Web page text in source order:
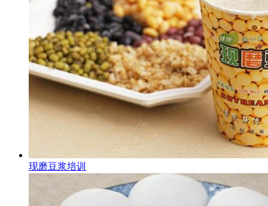
现磨豆浆培训